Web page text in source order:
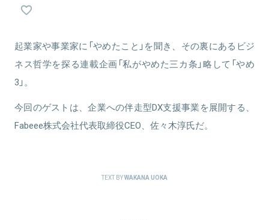
最年少コンサルタントとしてのポジションを獲得し、数々のプロジ
ェクトを企画・参画する。そこでは、多くの転職希望者支援する事
その後、WEB業界に特化した人材紹介の企画・立上げを行う事業を
そこで得た事業スキルを活かし、満を持して2010年に20代で株式会
社フォトメ（現：Fabeee株式会社）を創業。同代表取締役に就任（現
起業家や事業家に「やめたこと」を聞き、その裏にあるビジ
ネス哲学を探る連載企画「私がやめた三カ条」略して「やめ
3」。
今回のゲストは、企業への伴走型DX支援事業を展開する、
Fabeee株式会社代表取締役CEO、佐々木淳氏だ。
TEXT BYWAKANA UOKA